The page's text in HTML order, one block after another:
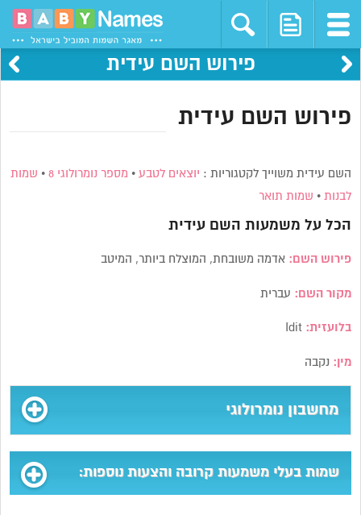
פירוש השם עידית
פירוש השם עידית
השם עידית משוייך לקטגוריות : יוצאים לטבע • מספר נומרולוגי 8 • שמות
לבנות • שמות תואר
הכל על משמעות השם עידית
פירוש השם: אדמה משובחת, המוצלח ביותר, המיטב
מקור השם: עברית
בלועזית: Idit
מין: נקבה
מחשבון נומרולוגי
שמות בעלי משמעות קרובה והצעות נוספות: